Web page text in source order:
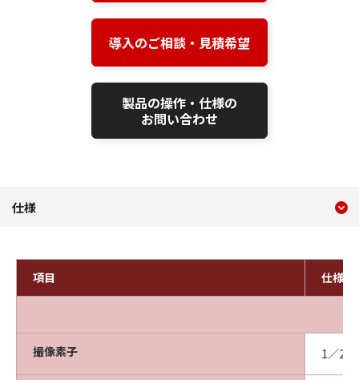
導入のご相談・見積希望
製品の操作・仕様の
お問い合わせ
仕様 WebView Livescope
仕様
項目 仕様
撮像素子 1／2.8